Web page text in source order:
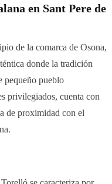
en Sant Pere de
de la comarca de Osona,
donde la tradición
pequeño pueblo
privilegiados, cuenta con
de proximidad con el